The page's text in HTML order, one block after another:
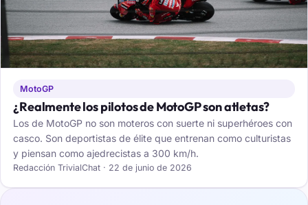
MotoGP
¿Realmente los pilotos de MotoGP son atletas?
Los de MotoGP no son moteros con suerte ni superhéroes con
casco. Son deportistas de élite que entrenan como culturistas
y piensan como ajedrecistas a 300 km/h.
Redacción TrivialChat · 22 de junio de 2026